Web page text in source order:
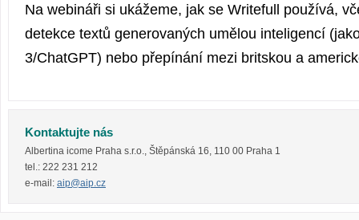
Na webináři si ukážeme, jak se Writefull používá,
detekce textů generovaných umělou inteligencí
3/ChatGPT) nebo přepínání mezi britskou a
Kontaktujte nás
Albertina icome Praha s.r.o., Štěpánská 16, 110 00 Praha 1
tel.: 222 231 212
e-mail: aip@aip.cz